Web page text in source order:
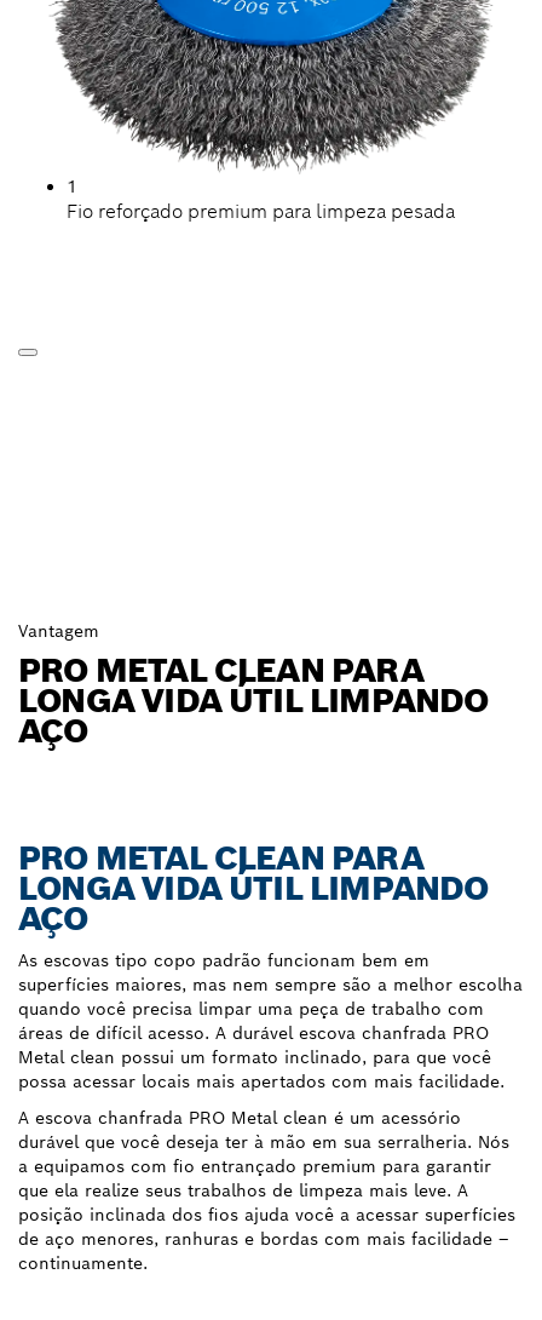
1
Fio reforçado premium para limpeza pesada
Vantagem
PRO METAL CLEAN PARA
LONGA VIDA ÚTIL LIMPANDO
AÇO
PRO METAL CLEAN PARA
LONGA VIDA ÚTIL LIMPANDO
AÇO
As escovas tipo copo padrão funcionam bem em
superfícies maiores, mas nem sempre são a melhor escolha
quando você precisa limpar uma peça de trabalho com
áreas de difícil acesso. A durável escova chanfrada PRO
Metal clean possui um formato inclinado, para que você
possa acessar locais mais apertados com mais facilidade.
A escova chanfrada PRO Metal clean é um acessório
durável que você deseja ter à mão em sua serralheria. Nós
a equipamos com fio entrançado premium para garantir
que ela realize seus trabalhos de limpeza mais leve. A
posição inclinada dos fios ajuda você a acessar superfícies
de aço menores, ranhuras e bordas com mais facilidade –
continuamente.